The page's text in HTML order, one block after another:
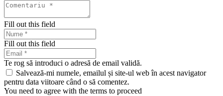
Fill out this field
Fill out this field
Te rog să introduci o adresă de email validă.
Salvează-mi numele, emailul și site-ul web în acest navigator
pentru data viitoare când o să comentez.
You need to agree with the terms to proceed